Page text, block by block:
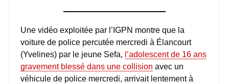
Une vidéo exploitée par l’IGPN montre que la
voiture de police percutée mercredi à Élancourt
(Yvelines) par le jeune Sefa, l’adolescent de 16 ans
gravement blessé dans une collision avec un
véhicule de police mercredi, arrivait lentement à